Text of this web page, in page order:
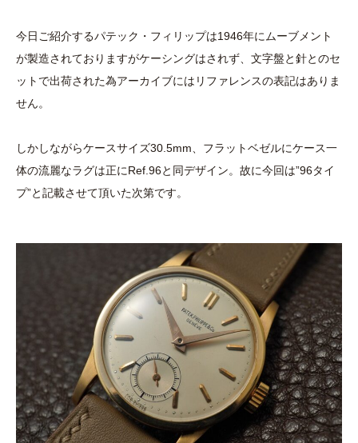
今日ご紹介するパテック・フィリップは1946年にムーブメント
が製造されておりますがケーシングはされず、文字盤と針とのセ
ットで出荷された為アーカイブにはリファレンスの表記はありま
せん。
しかしながらケースサイズ30.5mm、フラットベゼルにケース一
体の流麗なラグは正にRef.96と同デザイン。故に今回は”96タイ
プ”と記載させて頂いた次第です。